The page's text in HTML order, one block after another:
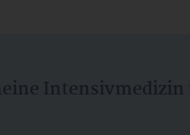
Intensivmedizin